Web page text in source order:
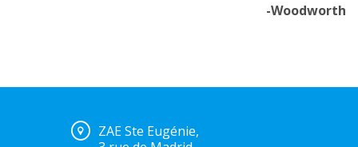
-Woodworth
ZAE Ste Eugénie,